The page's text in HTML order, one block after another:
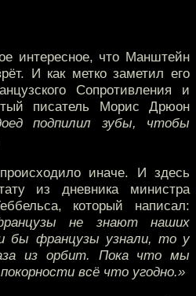
интересное, что Манштейн
И как метко заметил его
Сопротивления и
писатель Морис Дрюон
подпилил зубы, чтобы
иначе. И здесь
из дневника министра
который написал:
не знают наших
бы французы узнали, то у
из орбит. Пока что мы
всё что угодно.»